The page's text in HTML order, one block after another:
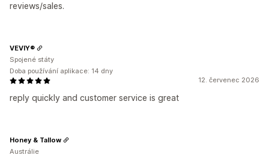
reviews/sales.
12. červenec 2026
reply quickly and customer service is great
VEVIY®
Spojené státy
Doba používání aplikace: 14 dny
Honey & Tallow
Austrálie